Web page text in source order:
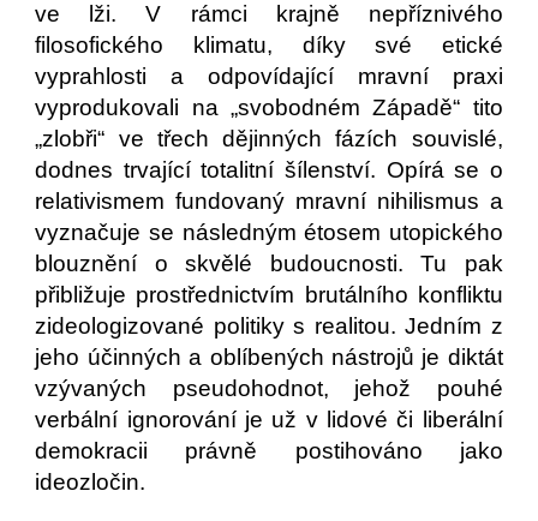
ve lži. V rámci krajně nepříznivého
filosofického klimatu, díky své etické
vyprahlosti a odpovídající mravní praxi
vyprodukovali na „svobodném Západě“ tito
„zlobři“ ve třech dějinných fázích souvislé,
dodnes trvající totalitní šílenství. Opírá se o
relativismem fundovaný mravní nihilismus a
vyznačuje se následným étosem utopického
blouznění o skvělé budoucnosti. Tu pak
přibližuje prostřednictvím brutálního konfliktu
zideologizované politiky s realitou. Jedním z
jeho účinných a oblíbených nástrojů je diktát
vzývaných pseudohodnot, jehož pouhé
verbální ignorování je už v lidové či liberální
demokracii právně postihováno jako
ideozločin.